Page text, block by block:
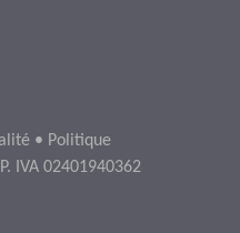
• Politique
IVA 02401940362